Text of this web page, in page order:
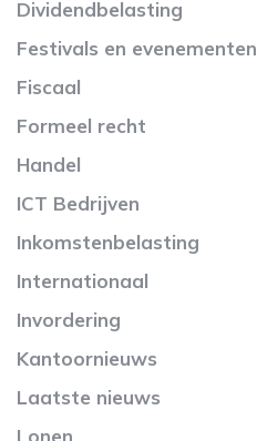
Dividendbelasting
Festivals en evenementen
Fiscaal
Formeel recht
Handel
ICT Bedrijven
Inkomstenbelasting
Internationaal
Invordering
Kantoornieuws
Laatste nieuws
Lonen